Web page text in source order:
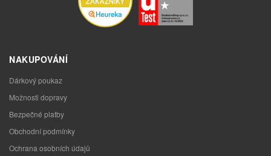
NAKUPOVÁNÍ
Dárkový poukaz
Možnosti dopravy
Bezpečné platby
Obchodní podmínky
Ochrana osobních údajů